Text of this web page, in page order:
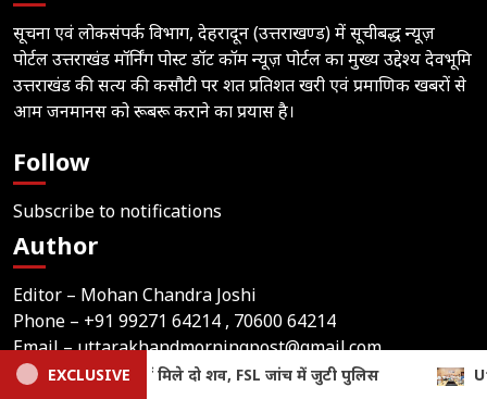
सूचना एवं लोकसंपर्क विभाग, देहरादून (उत्तराखण्ड) में सूचीबद्ध न्यूज़
पोर्टल उत्तराखंड मॉर्निंग पोस्ट डॉट कॉम न्यूज़ पोर्टल का मुख्य उद्देश्य देवभूमि
उत्तराखंड की सत्य की कसौटी पर शत प्रतिशत खरी एवं प्रमाणिक खबरों से
आम जनमानस को रूबरू कराने का प्रयास है।
Follow
Subscribe to notifications
Author
Editor – Mohan Chandra Joshi
Phone – +91 99271 64214 , 70600 64214
Email –uttarakhandmorningpost@gmail.com
Address – Indira Nagar 2, Bindukhatta, Lalkuan
EXCLUSIVE
Uttarakhand: सीएम धामी ने क्षत्रिय कल्याण समिति की वेबसाइट